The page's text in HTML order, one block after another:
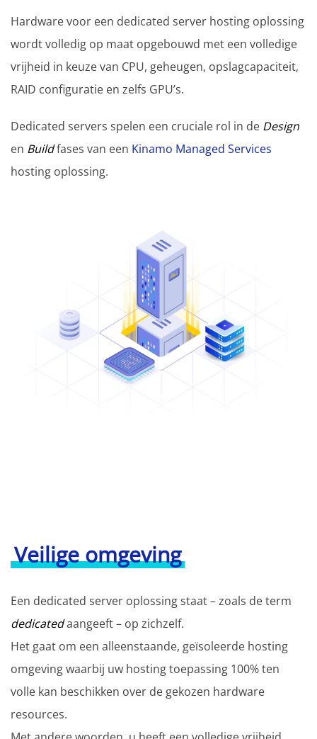
Hardware voor een dedicated server hosting oplossing
wordt volledig op maat opgebouwd met een volledige
vrijheid in keuze van CPU, geheugen, opslagcapaciteit,
RAID configuratie en zelfs GPU’s.
Dedicated servers spelen een cruciale rol in de Design
en Buildfases van een Kinamo Managed Services
hosting oplossing.
Veilige omgeving
Een dedicated server oplossing staat – zoals de term
dedicatedaangeeft – op zichzelf.
Het gaat om een alleenstaande, geïsoleerde hosting
omgeving waarbij uw hosting toepassing 100% ten
volle kan beschikken over de gekozen hardware
resources.